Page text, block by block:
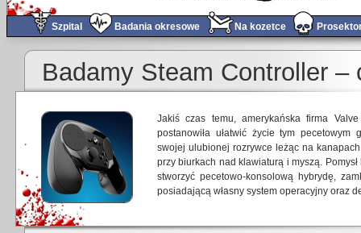
Szpital Badania okresowe Na kozetce
Badamy Steam Controller –
Jakiś czas temu, amerykańska firma
postanowiła ułatwić życie tym
swojej ulubionej rozrywce leżąc na
przy biurkach nad klawiaturą i myszą.
stworzyć pecetowo-konsolową hybrydę,
posiadającą własny system operacyjny oraz